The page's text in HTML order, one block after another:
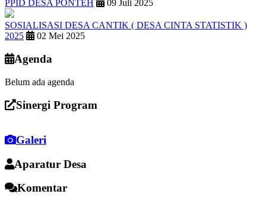
PPID DESA PONTEH 09 Juli 2025
SOSIALISASI DESA CANTIK ( DESA CINTA STATISTIK )
2025
02 Mei 2025
Agenda
Belum ada agenda
Sinergi Program
Galeri
Aparatur Desa
Komentar